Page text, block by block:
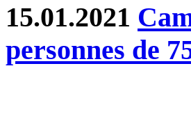
15.01.2021
personnes de